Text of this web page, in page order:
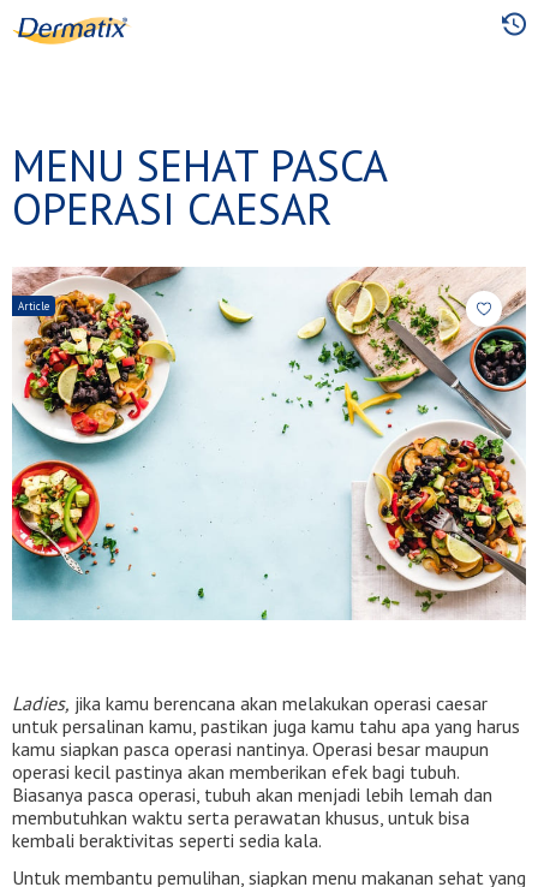
MENU SEHAT PASCA
OPERASI CAESAR
Article
Ladies, jika kamu berencana akan melakukan operasi caesar
untuk persalinan kamu, pastikan juga kamu tahu apa yang harus
kamu siapkan pasca operasi nantinya. Operasi besar maupun
operasi kecil pastinya akan memberikan efek bagi tubuh.
Biasanya pasca operasi, tubuh akan menjadi lebih lemah dan
membutuhkan waktu serta perawatan khusus, untuk bisa
kembali beraktivitas seperti sedia kala.
Untuk membantu pemulihan, siapkan menu makanan sehat yang